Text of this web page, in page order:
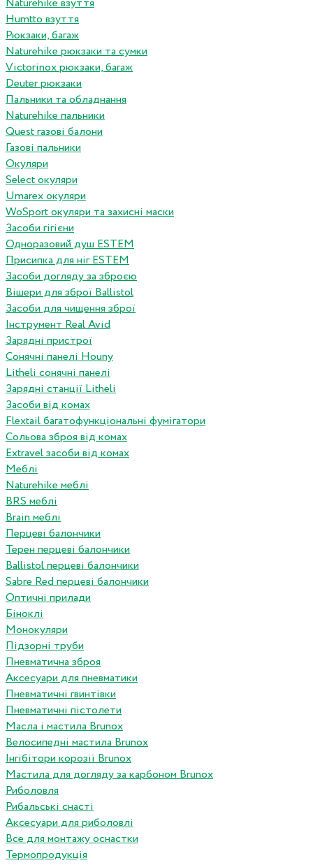
Naturehike взуття
Humtto взуття
Рюкзаки, багаж
Naturehike рюкзаки та сумки
Victorinox рюкзаки, багаж
Deuter рюкзаки
Пальники та обладнання
Naturehike пальники
Quest газові балони
Газові пальники
Окуляри
Select окуляри
Umarex окуляри
WoSport окуляри та захисні маски
Засоби гігієни
Одноразовий душ ESTEM
Присипка для ніг ESTEM
Засоби догляду за зброєю
Вішери для зброї Ballistol
Засоби для чищення зброї
Інструмент Real Avid
Зарядні пристрої
Сонячні панелі Houny
Litheli сонячні панелі
Зарядні станції Litheli
Засоби від комах
Flextail багатофункціональні фумігатори
Сольова зброя від комах
Extravel засоби від комах
Меблі
Naturehike меблі
BRS меблі
Brain меблі
Перцеві балончики
Терен перцеві балончики
Ballistol перцеві балончики
Sabre Red перцеві балончики
Оптичні прилади
Біноклі
Монокуляри
Підзорні труби
Пневматична зброя
Аксесуари для пневматики
Пневматичні гвинтівки
Пневматичні пістолети
Масла і мастила Brunox
Велосипедні мастила Brunox
Інгібітори корозії Brunox
Мастила для догляду за карбоном Brunox
Риболовля
Рибальські снасті
Аксесуари для риболовлі
Все для монтажу оснастки
Термопродукція